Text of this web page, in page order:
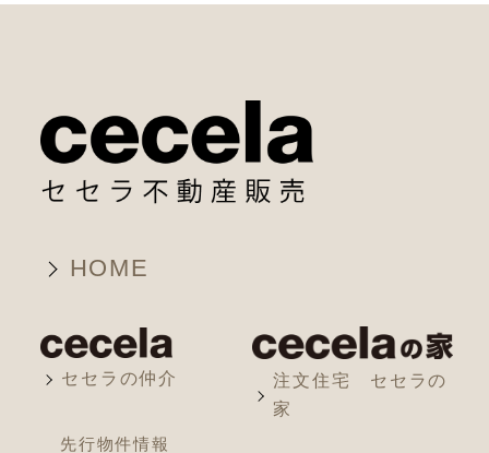
HOME
セセラの仲介
先行物件情報
注文住宅 セセラの
家